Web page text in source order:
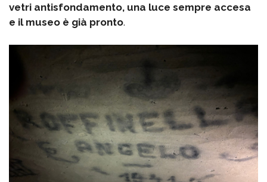
vetri antisfondamento, una luce sempre accesa
e il museo è già pronto.